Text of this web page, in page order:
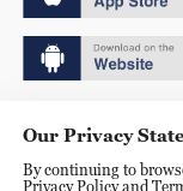
京ICP备20000184号
Our Privacy
By continuing to
Privacy Policy and